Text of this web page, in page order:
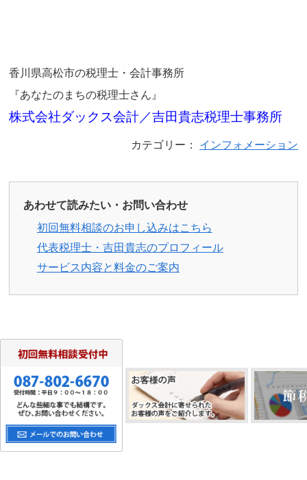
香川県高松市の税理士・会計事務所
『あなたのまちの税理士さん』
株式会社ダックス会計／吉田貴志税理士事務所
カテゴリー： インフォメーション
あわせて読みたい・お問い合わせ
初回無料相談のお申し込みはこちら
代表税理士・吉田貴志のプロフィール
サービス内容と料金のご案内